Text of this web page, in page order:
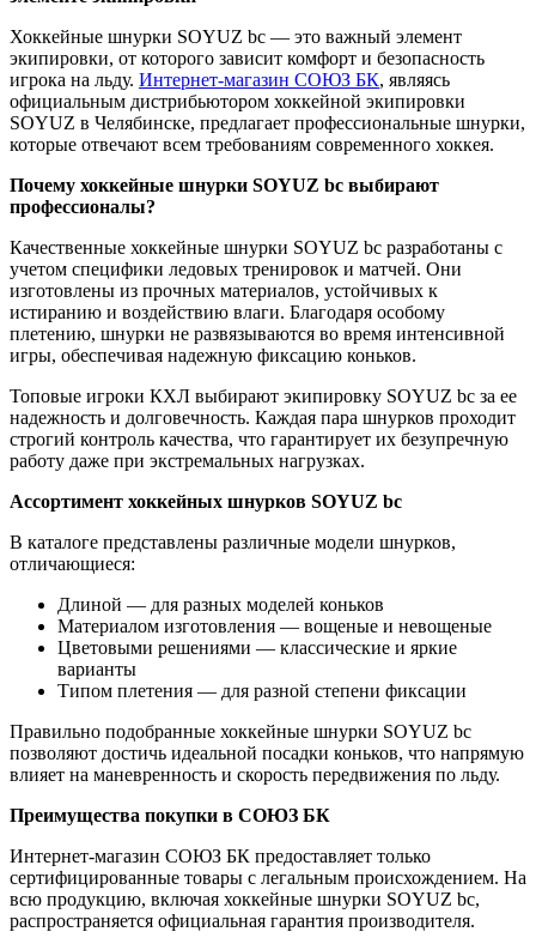
Хоккейные шнурки SOYUZ bc — это важный элемент
экипировки, от которого зависит комфорт и безопасность
игрока на льду. Интернет-магазин СОЮЗ БК, являясь
официальным дистрибьютором хоккейной экипировки
SOYUZ в Челябинске, предлагает профессиональные шнурки,
которые отвечают всем требованиям современного хоккея.
Почему хоккейные шнурки SOYUZ bc выбирают
профессионалы?
Качественные хоккейные шнурки SOYUZ bc разработаны с
учетом специфики ледовых тренировок и матчей. Они
изготовлены из прочных материалов, устойчивых к
истиранию и воздействию влаги. Благодаря особому
плетению, шнурки не развязываются во время интенсивной
игры, обеспечивая надежную фиксацию коньков.
Топовые игроки КХЛ выбирают экипировку SOYUZ bc за ее
надежность и долговечность. Каждая пара шнурков проходит
строгий контроль качества, что гарантирует их безупречную
работу даже при экстремальных нагрузках.
Ассортимент хоккейных шнурков SOYUZ bc
В каталоге представлены различные модели шнурков,
отличающиеся:
Длиной — для разных моделей коньков
Материалом изготовления — вощеные и невощеные
Цветовыми решениями — классические и яркие
варианты
Типом плетения — для разной степени фиксации
Правильно подобранные хоккейные шнурки SOYUZ bc
позволяют достичь идеальной посадки коньков, что напрямую
влияет на маневренность и скорость передвижения по льду.
Преимущества покупки в СОЮЗ БК
Интернет-магазин СОЮЗ БК предоставляет только
сертифицированные товары с легальным происхождением. На
всю продукцию, включая хоккейные шнурки SOYUZ bc,
распространяется официальная гарантия производителя.